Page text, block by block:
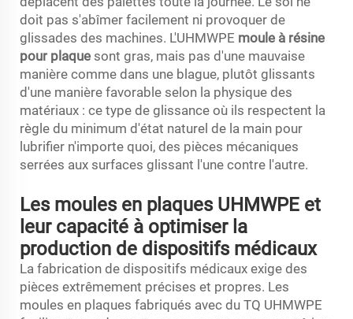
doit pas s'abîmer facilement ni provoquer de
glissades des machines. L'UHMWPE moule à résine
pour plaque sont gras, mais pas d'une mauvaise
manière comme dans une blague, plutôt glissants
d'une manière favorable selon la physique des
matériaux : ce type de glissance où ils respectent la
règle du minimum d'état naturel de la main pour
lubrifier n'importe quoi, des pièces mécaniques
serrées aux surfaces glissant l'une contre l'autre.
Les moules en plaques UHMWPE et
leur capacité à optimiser la
production de dispositifs médicaux
La fabrication de dispositifs médicaux exige des
pièces extrêmement précises et propres. Les
moules en plaques fabriqués avec du TQ UHMWPE